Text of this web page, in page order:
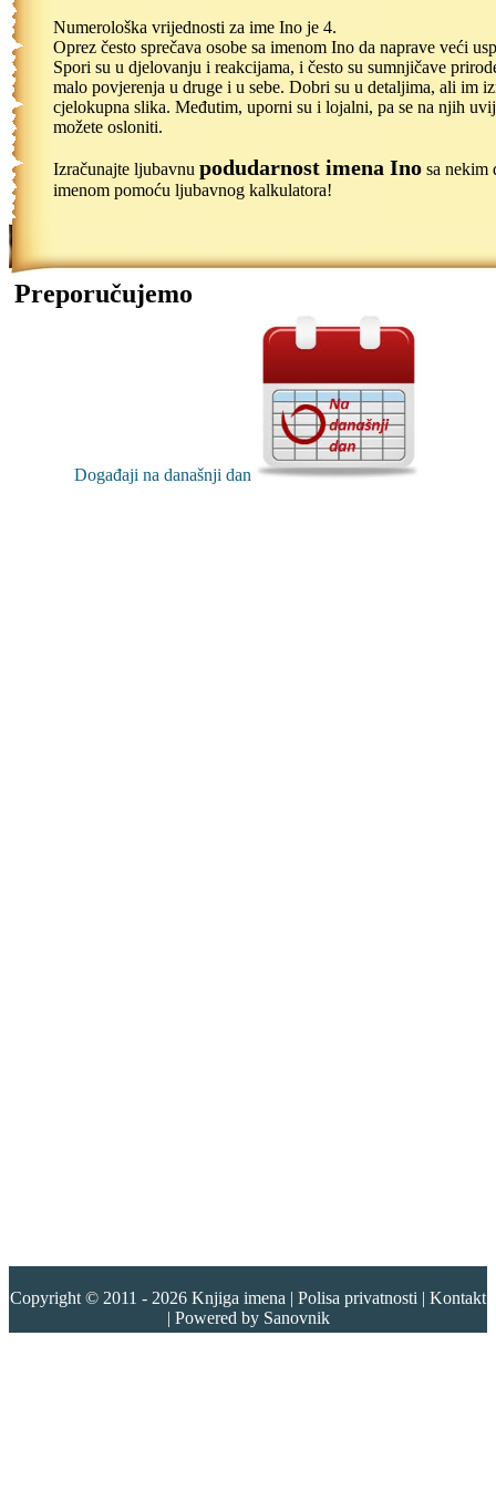
Numerološka vrijednosti za ime Ino je 4.
Oprez često sprečava osobe sa imenom Ino da naprave veći
Spori su u djelovanju i reakcijama, i često su sumnjičave
malo povjerenja u druge i u sebe. Dobri su u detaljima, ali im
cjelokupna slika. Međutim, uporni su i lojalni, pa se na njih
možete osloniti.
Izračunajte ljubavnu podudarnost imena Ino sa nekim
imenom pomoću ljubavnog kalkulatora!
Preporučujemo
Događaji na današnji dan
Copyright © 2011 - 2026 Knjiga imena | Polisa privatnosti | Kontakt
| Powered by Sanovnik